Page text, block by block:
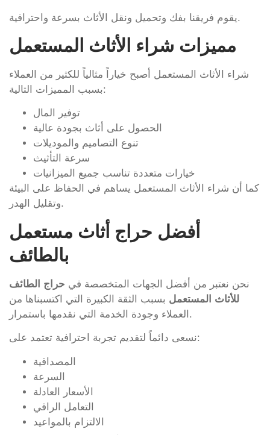
يقوم فريقنا بفك وتحميل ونقل الأثاث بسرعة واحترافية.
مميزات شراء الأثاث المستعمل
شراء الأثاث المستعمل أصبح خياراً مثالياً للكثير من العملاء
بسبب المميزات التالية:
توفير المال
الحصول على أثاث بجودة عالية
تنوع التصاميم والموديلات
سرعة التأثيث
خيارات متعددة تناسب جميع الميزانيات
كما أن شراء الأثاث المستعمل يساهم في الحفاظ على البيئة
وتقليل الهدر.
أفضل حراج أثاث مستعمل
بالطائف
نحن نعتبر من أفضل الجهات المتخصصة في حراج الطائف
للأثاث المستعمل بسبب الثقة الكبيرة التي اكتسبناها من
العملاء وجودة الخدمة التي نقدمها باستمرار.
نسعى دائماً لتقديم تجربة احترافية تعتمد على:
المصداقية
السرعة
الأسعار العادلة
التعامل الراقي
الالتزام بالمواعيد